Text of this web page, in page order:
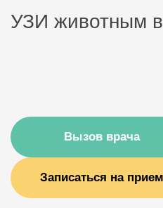
УЗИ животным в
Вызов врача
Записаться на прием